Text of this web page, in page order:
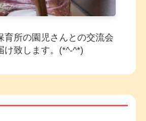
育所の園児さんとの交流会
け致します。(*^-^*)